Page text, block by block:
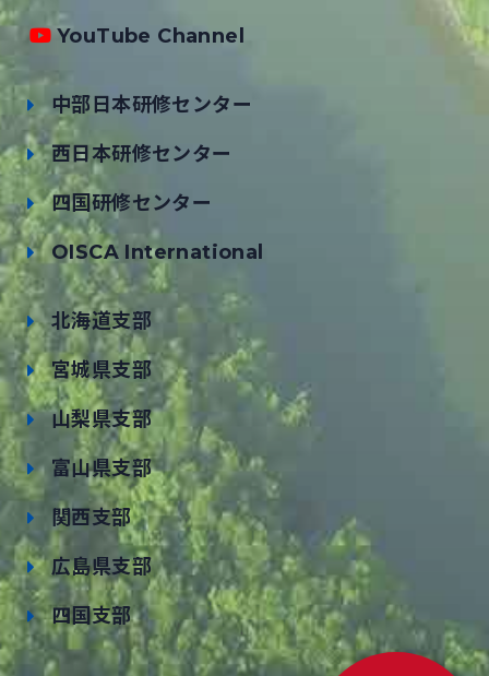
YouTube Channel
中部日本研修センター
西日本研修センター
四国研修センター
OISCA International
北海道支部
宮城県支部
山梨県支部
富山県支部
関西支部
広島県支部
四国支部